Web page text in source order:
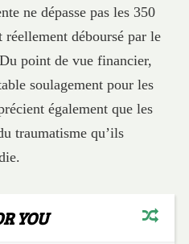
ne dépasse pas les 350
déboursé par le
point de vue financier,
soulagement pour les
également que les
traumatisme qu’ils
YOU